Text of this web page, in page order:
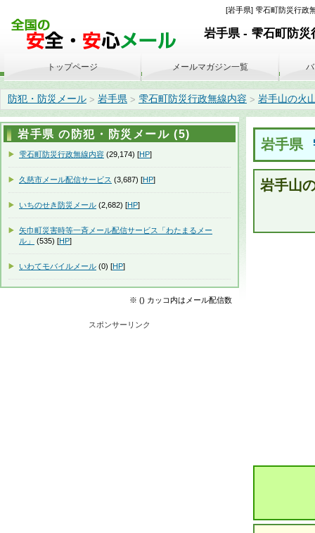
[岩手県] 雫石町防災行政
岩手県 - 雫石町防災
防犯・防災メール > 岩手県 > 雫石町防災行政無線内容 > 岩手山の火
岩手県
岩手山
トップページ メールマガジン一覧
岩手県 の防犯・防災メール (5)
雫石町防災行政無線内容 (29,174) [HP]
久慈市メール配信サービス (3,687) [HP]
いちのせき防災メール (2,682) [HP]
矢巾町災害時等一斉メール配信サービス「わたまるメー
ル」
(535) [HP]
いわてモバイルメール (0) [HP]
※ () カッコ内はメール配信数
スポンサーリンク